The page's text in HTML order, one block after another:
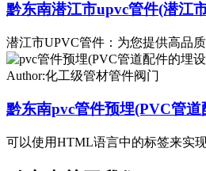
黔东南潜江市upvc管件(潜江
潜江市UPVC管件：为您提供高品
Author:化工级管材管件阀门
黔东南pvc管件预埋(PVC管
可以使用HTML语言中的标签来实